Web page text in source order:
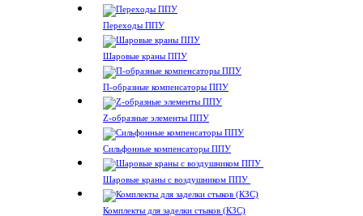
Переходы ППУ
Шаровые краны ППУ
П-образные компенсаторы ППУ
Z-образные элементы ППУ
Сильфонные компенсаторы ППУ
Шаровые краны с воздушником ППУ
Комплекты для заделки стыков (КЗС)